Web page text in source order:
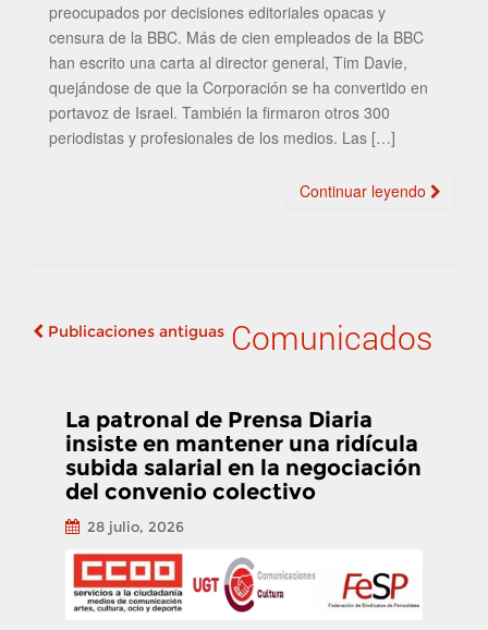
preocupados por decisiones editoriales opacas y
censura de la BBC. Más de cien empleados de la BBC
han escrito una carta al director general, Tim Davie,
quejándose de que la Corporación se ha convertido en
portavoz de Israel. También la firmaron otros 300
periodistas y profesionales de los medios. Las […]
Continuar leyendo
Navegación de
Publicaciones antiguas Comunicados
La patronal de Prensa Diaria
insiste en mantener una ridícula
subida salarial en la negociación
del convenio colectivo
28 julio, 2026